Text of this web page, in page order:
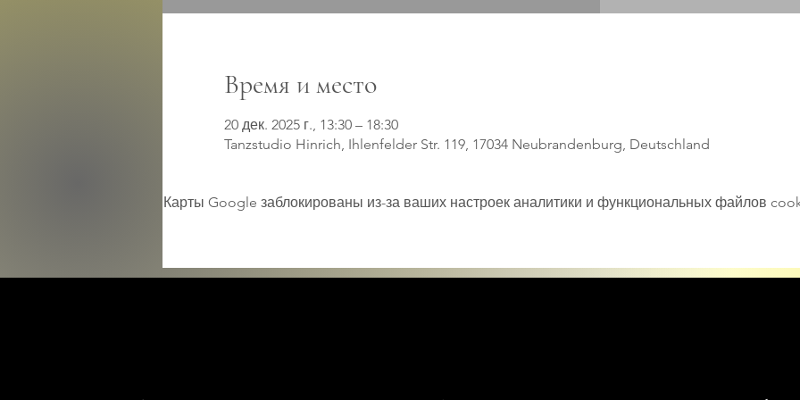
Время и место
20 дек. 2025 г., 13:30 – 18:30
Tanzstudio Hinrich, Ihlenfelder Str. 119, 17034 Neubrandenburg, Deutschland
Карты Google заблокированы из-за ваших настроек аналитики и функциональных файлов